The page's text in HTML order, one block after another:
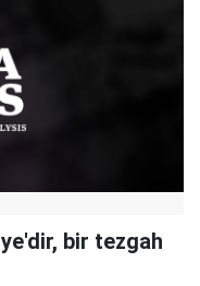
bir tezgah